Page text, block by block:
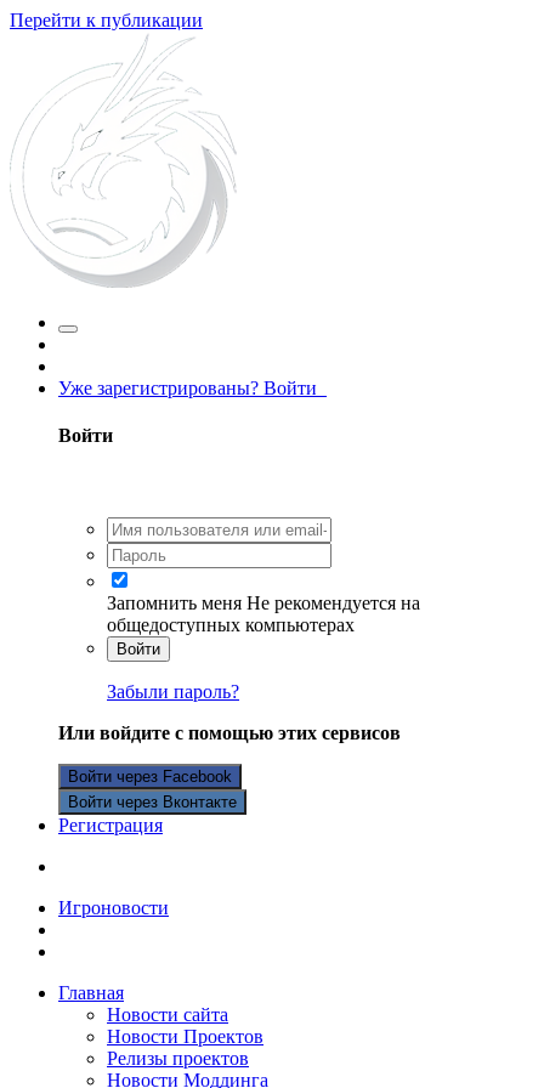
Перейти к публикации
Уже зарегистрированы? Войти
Войти
Запомнить меня Не рекомендуется на
общедоступных компьютерах
Войти
Забыли пароль?
Или войдите с помощью этих сервисов
Войти через Facebook
Войти через Вконтакте
Регистрация
Игроновости
Главная
Новости сайта
Новости Проектов
Релизы проектов
Новости Моддинга